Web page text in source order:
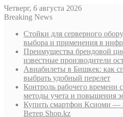
Четверг, 6 августа 2026
Breaking News
Стойки для серверного
выбора и применения в
Преимущества брендовой
известные производители
Авиабилеты в Бишкек: как
выбрать удобный перелет
Контроль рабочего времени
методы учета и повышения
Купить смартфон Ксиоми —
Ветер Shop.kz